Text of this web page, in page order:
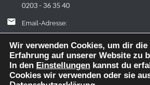
0203 - 36 35 40
Email-Adresse:
landfermann.gymnasium[at]stadt-
Wir verwenden Cookies, um dir
Erfahrung auf unserer Website zu
In den Einstellungen kannst du
Cookies wir verwenden oder sie